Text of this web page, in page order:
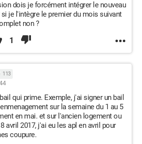
dois je forcément intégrer le nouveau
si je l'intègre le premier du mois suivant
non ?
1
113
qui prime. Exemple, j'ai signer un bail
sur la semaine du 1 au 5
en mai. et sur l'ancien logement ou
avril 2017, j'ai eu les apl en avril pour
coupure.